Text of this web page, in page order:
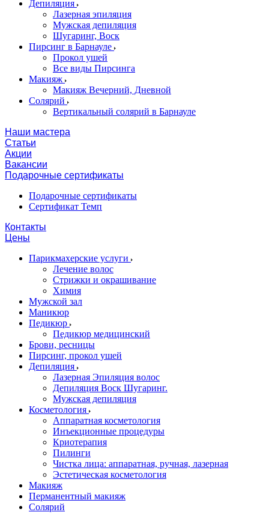
Депиляция
Лазерная эпиляция
Мужская депиляция
Шугаринг, Воск
Пирсинг в Барнауле
Прокол ушей
Все виды Пирсинга
Макияж
Макияж Вечерний, Дневной
Солярий
Вертикальный солярий в Барнауле
Наши мастера
Статьи
Акции
Вакансии
Подарочные сертификаты
Подарочные сертификаты
Сертификат Темп
Контакты
Цены
Парикмахерские услуги
Лечение волос
Стрижки и окрашивание
Химия
Мужской зал
Маникюр
Педикюр
Педикюр медицинский
Брови, ресницы
Пирсинг, прокол ушей
Депиляция
Лазерная Эпиляция волос
Депиляция Воск Шугаринг.
Мужская депиляция
Косметология
Аппаратная косметология
Инъекционные процедуры
Криотерапия
Пилинги
Чистка лица: аппаратная, ручная, лазерная
Эстетическая косметология
Макияж
Перманентный макияж
Солярий